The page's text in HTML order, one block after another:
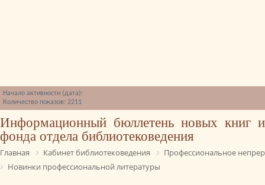
Начало активности (дата):
Количество показов: 2211
Информационный бюллетень новых книг
фонда отдела библиотековедения
Главная Кабинет библиотековедения
Профессиональное
Новинки профессиональной литературы